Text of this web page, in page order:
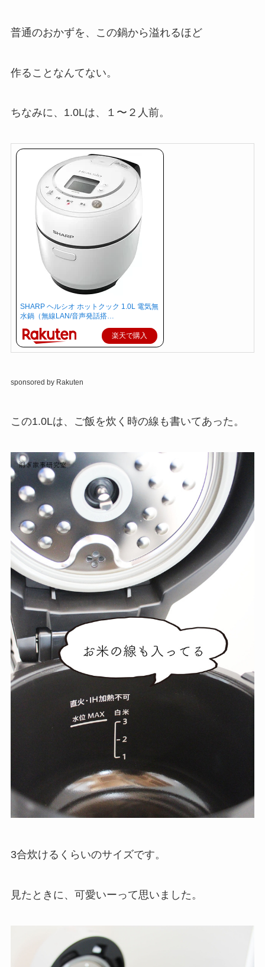
普通のおかずを、この鍋から溢れるほど
作ることなんてない。
ちなみに、1.0Lは、１〜２人前。
SHARP ヘルシオ ホットクック 1.0L 電気無
水鍋（無線LAN/音声発話搭…
楽天で購入
sponsored by Rakuten
この1.0Lは、ご飯を炊く時の線も書いてあった。
3合炊けるくらいのサイズです。
見たときに、可愛いーって思いました。